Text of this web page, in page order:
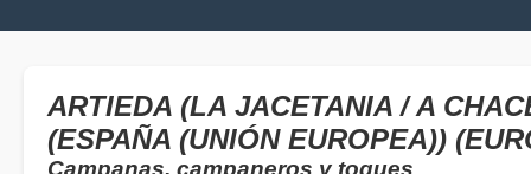
ARTIEDA (LA JACETANIA / A
(ESPAÑA (UNIÓN EUROPEA))
Campanas, campaneros y toques